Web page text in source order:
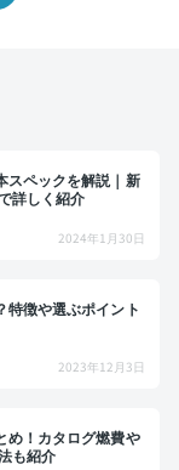
スペックを解説｜新
詳しく紹介
2024年1月30日
特徴や選ぶポイント
2023年12月3日
め！カタログ燃費や
も紹介